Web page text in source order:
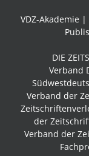
VDZ-Akademie
DIE
Verband
Verband der
der
Verband der